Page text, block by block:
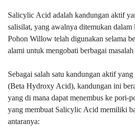
Salicylic Acid adalah kandungan aktif
salisilat, yang awalnya ditemukan
Pohon Willow telah digunakan selama
alami untuk mengobati berbagai
Sebagai salah satu kandungan aktif
(Beta Hydroxy Acid), kandungan ini
yang di mana dapat menembus ke pori-
yang membuat Salicylic Acid memiliki
antaranya: